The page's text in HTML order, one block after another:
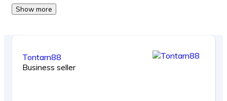
Show more
Tontarn88
Business seller